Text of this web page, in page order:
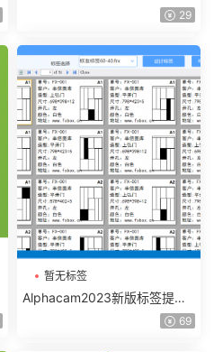
29
暂无标签
Alphacam2023新版标签提取
69